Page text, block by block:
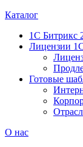
Каталог
1С Битрикс
Лицензии
Готовые
О нас